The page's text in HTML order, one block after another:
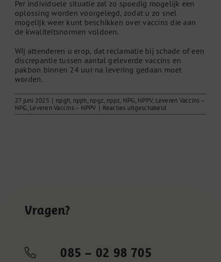
Per individuele situatie zal zo spoedig mogelijk een
oplossing worden voorgelegd, zodat u zo snel
mogelijk weer kunt beschikken over vaccins die aan
de kwaliteitsnormen voldoen.
Wij attenderen u erop, dat reclamatie bij schade of een
discrepantie tussen aantal geleverde vaccins en
pakbon binnen 24 uur na levering gedaan moet
worden.
27 juni 2025 | npgh, npph, npgz, nppz, NPG, NPPV, Leveren Vaccins –
NPG, Leveren Vaccins – NPPV | Reacties uitgeschakeld
Kapotte
Vragen?
085 – 02 98 705